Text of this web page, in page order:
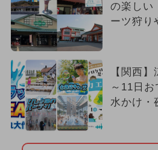
の楽しい
ーツ狩り
【関西
～11日
水かけ・